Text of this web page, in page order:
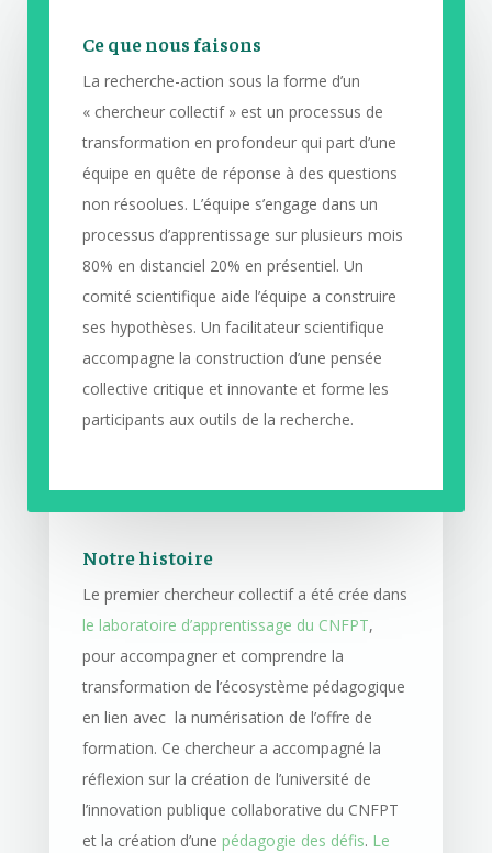
Ce que nous faisons
La recherche-action sous la forme d’un
« chercheur collectif » est un processus de
transformation en profondeur qui part d’une
équipe en quête de réponse à des questions
non résoolues. L’équipe s’engage dans un
processus d’apprentissage sur plusieurs mois
80% en distanciel 20% en présentiel. Un
comité scientifique aide l’équipe a construire
ses hypothèses. Un facilitateur scientifique
accompagne la construction d’une pensée
collective critique et innovante et forme les
participants aux outils de la recherche.
Notre histoire
Le premier chercheur collectif a été crée dans
le laboratoire d’apprentissage du CNFPT,
pour accompagner et comprendre la
transformation de l’écosystème pédagogique
en lien avec la numérisation de l’offre de
formation. Ce chercheur a accompagné la
réflexion sur la création de l’université de
l’innovation publique collaborative du CNFPT
et la création d’une pédagogie des défis. Le